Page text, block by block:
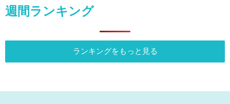
週間ランキング
ランキングをもっと見る